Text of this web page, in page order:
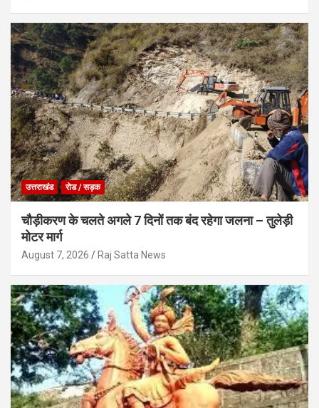
उत्तराखंड रोड / सड़क
चौड़ीकरण के चलते अगले 7 दिनों तक बंद रहेगा जलना – तुलेड़ी
मोटर मार्ग
August 7, 2026 Raj Satta News